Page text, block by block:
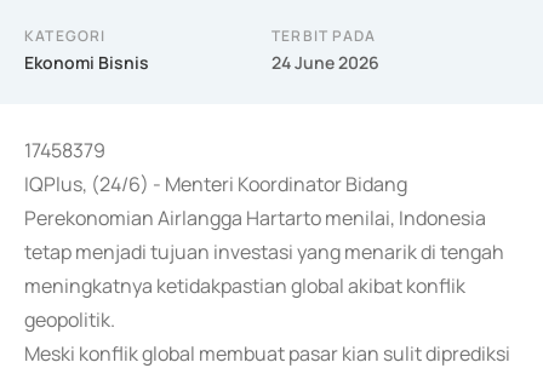
KATEGORI
Ekonomi Bisnis
TERBIT PADA
24 June 2026
17458379
IQPlus, (24/6) - Menteri Koordinator Bidang
Perekonomian Airlangga Hartarto menilai, Indonesia
tetap menjadi tujuan investasi yang menarik di tengah
meningkatnya ketidakpastian global akibat konflik
geopolitik.
Meski konflik global membuat pasar kian sulit diprediksi